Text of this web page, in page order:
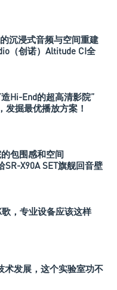
沉浸式音频与空间重建
（创诺）Altitude CI全
Hi-End的超高清影院”
发掘最优播放方案！
包围感和空间
SR-X90A SET旗舰回音壁
，专业设备应该这样
术发展，这个实验室功不